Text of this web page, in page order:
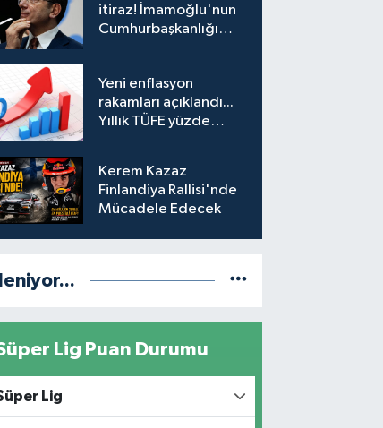
itiraz! İmamoğlu'nun
Cumhurbaşkanlığı
engeli mahkemeye
taşındı
Yeni enflasyon
rakamları açıklandı...
Yıllık TÜFE yüzde
Kerem Kazaz
Finlandiya Rallisi'nde
Mücadele Edecek
Lig Puan Durumu
Lig